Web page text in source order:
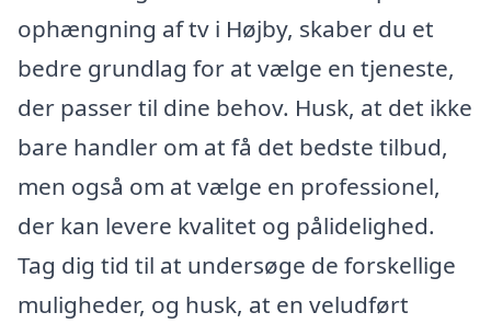
ophængning af tv i Højby, skaber du et
bedre grundlag for at vælge en tjeneste,
der passer til dine behov. Husk, at det ikke
bare handler om at få det bedste tilbud,
men også om at vælge en professionel,
der kan levere kvalitet og pålidelighed.
Tag dig tid til at undersøge de forskellige
muligheder, og husk, at en veludført